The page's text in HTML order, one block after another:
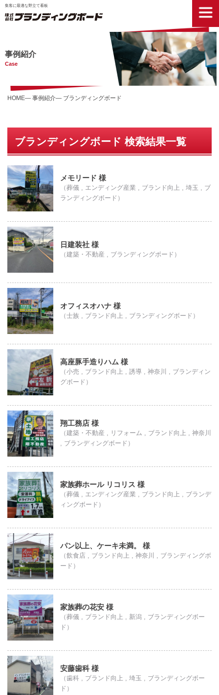
集客に最適な野立て看板
事例紹介
Case
HOME 事例紹介 ブランディングボード
ブランディングボード 検索結果一覧
メモリード 様
（葬儀 , エンディング産業 , ブランド向上 , 埼玉 , ブ
ランディングボード）
日建装社 様
（建築・不動産 , ブランディングボード）
オフィスオハナ 様
（士族 , ブランド向上 , ブランディングボード）
高座豚手造りハム 様
（小売 , ブランド向上 , 誘導 , 神奈川 , ブランディン
グボード）
翔工務店 様
（建築・不動産 , リフォーム , ブランド向上 , 神奈川
, ブランディングボード）
家族葬ホール リコリス 様
（葬儀 , エンディング産業 , ブランド向上 , ブランデ
ィングボード）
パン以上、ケーキ未満。 様
（飲食店 , ブランド向上 , 神奈川 , ブランディングボ
ード）
家族葬の花安 様
（葬儀 , ブランド向上 , 新潟 , ブランディングボー
ド）
安藤歯科 様
（歯科 , ブランド向上 , 埼玉 , ブランディングボー
ド）